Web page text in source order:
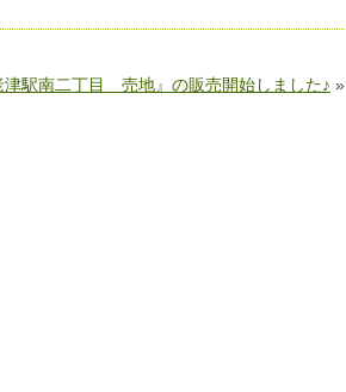
津駅南二丁目 売地』の販売開始しました♪ »